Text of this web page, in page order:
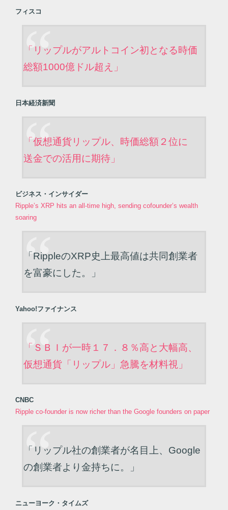
フィスコ
「リップルがアルトコイン初となる時価
総額1000億ドル超え」
日本経済新聞
「仮想通貨リップル、時価総額２位に
送金での活用に期待」
ビジネス・インサイダー
Ripple’s XRP hits an all-time high, sending cofounder’s wealth
soaring
「RippleのXRP史上最高値は共同創業者
を富豪にした。」
Yahoo!ファイナンス
「ＳＢＩが一時１７．８％高と大幅高、
仮想通貨「リップル」急騰を材料視」
CNBC
Ripple co-founder is now richer than the Google founders on paper
「リップル社の創業者が名目上、Google
の創業者より金持ちに。」
ニューヨーク・タイムズ